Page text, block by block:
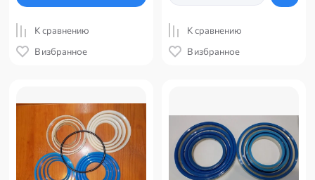
К сравнению
В избранное
К сравнению
В избранное